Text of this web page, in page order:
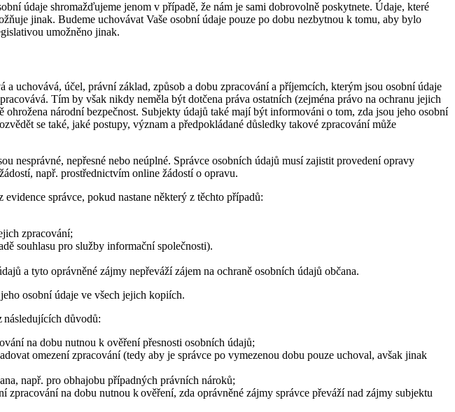
údaje shromažďujeme jenom v případě, že nám je sami dobrovolně poskytnete. Údaje, které
jinak. Budeme uchovávat Vaše osobní údaje pouze po dobu nezbytnou k tomu, aby bylo
umožněno jinak.
uchovává, účel, právní základ, způsob a dobu zpracování a příjemcích, kterým jsou osobní údaje
Tím by však nikdy neměla být dotčena práva ostatních (zejména právo na ochranu jejich
národní bezpečnost. Subjekty údajů také mají být informováni o tom, zda jsou jeho osobní
se také, jaké postupy, význam a předpokládané důsledky takové zpracování může
nesprávné, nepřesné nebo neúplné. Správce osobních údajů musí zajistit provedení opravy
např. prostřednictvím online žádostí o opravu.
správce, pokud nastane některý z těchto případů:
zpracování;
souhlasu pro služby informační společnosti).
a tyto oprávněné zájmy nepřeváží zájem na ochraně osobních údajů občana.
osobní údaje ve všech jejich kopiích.
následujících důvodů:
na dobu nutnou k ověření přesnosti osobních údajů;
omezení zpracování (tedy aby je správce po vymezenou dobu pouze uchoval, avšak jinak
např. pro obhajobu případných právních nároků;
na dobu nutnou k ověření, zda oprávněné zájmy správce převáží nad zájmy subjektu